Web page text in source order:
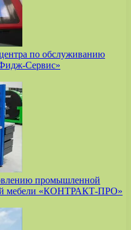
по обслуживанию
Сервис»
промышленной
мебели «КОНТРАКТ-ПРО»